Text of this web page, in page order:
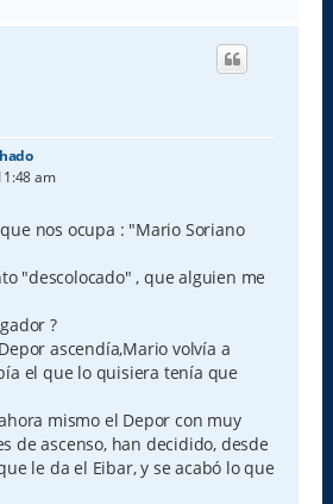
r
am
nos ocupa : "Mario Soriano
"descolocado" , que alguien me
?
ascendía,Mario volvía a
el que lo quisiera tenía que
mismo el Depor con muy
de ascenso, han decidido, desde
le da el Eibar, y se acabó lo que